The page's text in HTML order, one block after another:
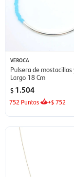
VEROCA
Pulsera de
Largo 18 Cm
$ 1.504
752 Puntos +$752